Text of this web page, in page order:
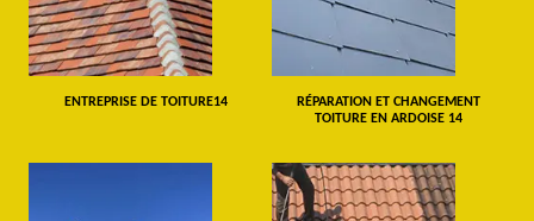
ENTREPRISE DE TOITURE14
RÉPARATION ET CHANGEMENT
TOITURE EN ARDOISE 14